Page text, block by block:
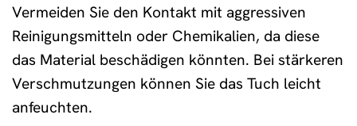
Vermeiden Sie den Kontakt mit aggressiven
Reinigungsmitteln oder Chemikalien, da diese
das Material beschädigen könnten. Bei stärkeren
Verschmutzungen können Sie das Tuch leicht
anfeuchten.